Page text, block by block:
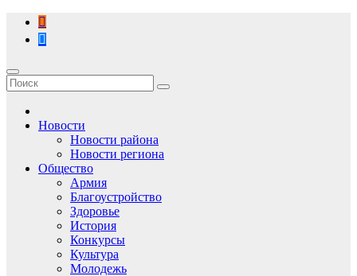
Перейти
содержимому
Новости
Новости района
Новости региона
Общество
Армия
Благоустройство
Здоровье
История
Конкурсы
Культура
Молодежь